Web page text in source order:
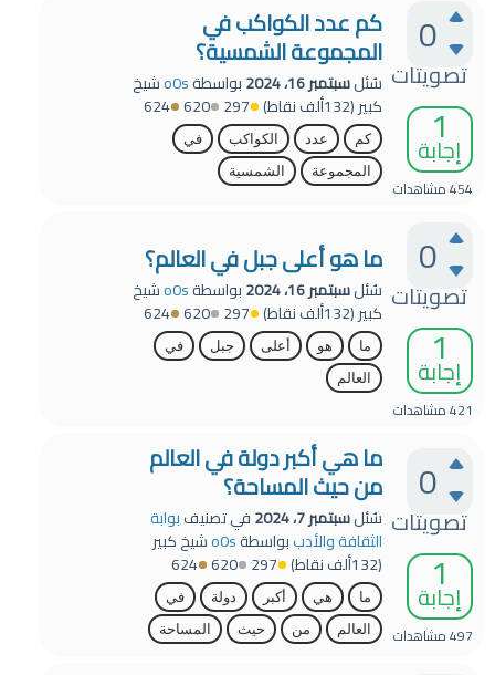
0
تصويتات
1
إجابة
454مشاهدات
كم عدد الكواكب في
المجموعة الشمسية؟
سُئلسبتمبر 16، 2024 بواسطةo0sشيخ
كبير(132ألف نقاط) 297
620
624
كم عدد الكواكب
في
المجموعة
الشمسية
0
تصويتات
1
إجابة
421مشاهدات
ما هو أعلى جبل في العالم؟
سُئلسبتمبر 16، 2024 بواسطةo0sشيخ
كبير(132ألف نقاط) 297
620
624
ما هو أعلى جبل
في
العالم
0
تصويتات
1
إجابة
497مشاهدات
ما هي أكبر دولة في العالم
من حيث المساحة؟
سُئلسبتمبر 7، 2024 في تصنيفبوابة
الثقافة والأدببواسطةo0sشيخ كبير
(132ألف نقاط) 297
620
624
ما هي أكبر دولة
في
العالم
من حيث المساحة